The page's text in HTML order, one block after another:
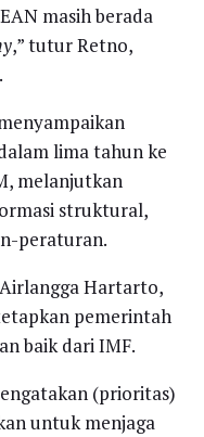
masih berada
,” tutur Retno,
lima tahun ke
melanjutkan
struktural,
peraturan.
Hartarto,
pemerintah
baik dari IMF.
(prioritas)
untuk menjaga